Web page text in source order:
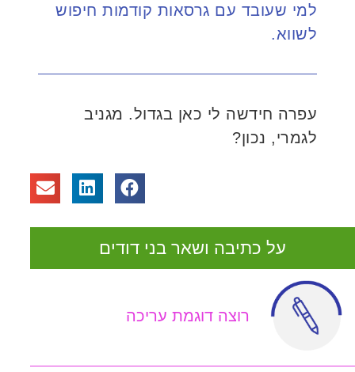
למי שעובד עם גרסאות קודמות חיפוש
לשווא.
עפרה חידשה לי כאן בגדול. מגניב
לגמרי, נכון?
על כתיבה ושאר בני דודים
רוצה דוגמת עריכה